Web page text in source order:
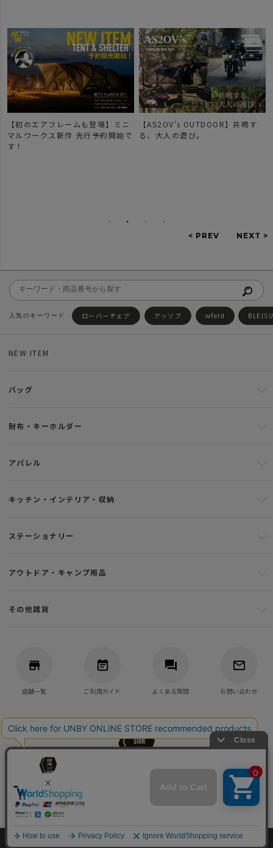
【初のエアフレームも登場】ミニ
マルワークス新作 先行予約開始で
す！
【AS2OV's OUTDOOR】共鳴す
る、大人の遊び。
ローバーチェア アッソブ wfeld
NEW ITEM
バッグ
財布・キーホルダー
アパレル
キッチン・インテリア・収納
ステーショナリー
アウトドア・キャンプ用品
その他雑貨
店舗一覧 ご利用ガイド よくある質問 お問い合わせ
UNBY GENERAL GOODS STORE
©UNBY ONLINE STORE All Rights reserved.